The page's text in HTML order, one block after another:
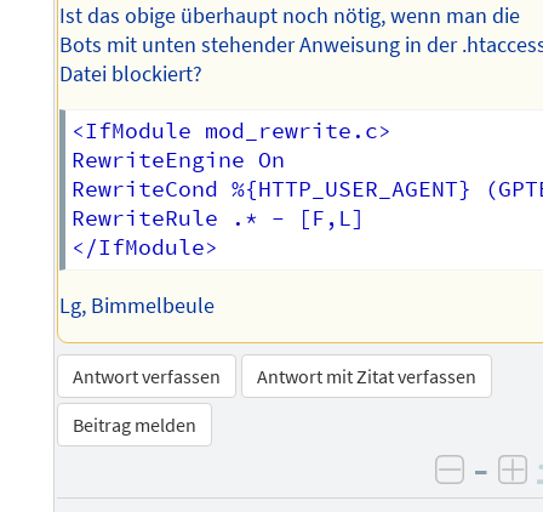
Ist das obige überhaupt noch nötig, wenn man die
Bots mit unten stehender Anweisung in der
Datei blockiert?
<IfModule mod_rewrite.c>
RewriteEngine On
RewriteCond
RewriteRule .* - [F,L]
Lg, Bimmelbeule
Antwort verfassen
Antwort mit Zitat verfassen
Beitrag melden
–